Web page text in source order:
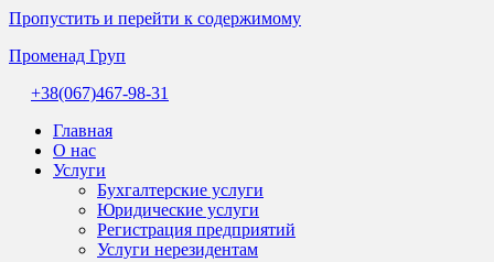
Пропустить и перейти к содержимому
Променад Груп
бухгалтерські
послуги
професійна
допомога
бухгалтера.
Надійний
+38(067)467-98-31
Главная
О нас
Услуги
Бухгалтерские услуги
Юридические услуги
Регистрация предприятий
Услуги нерезидентам